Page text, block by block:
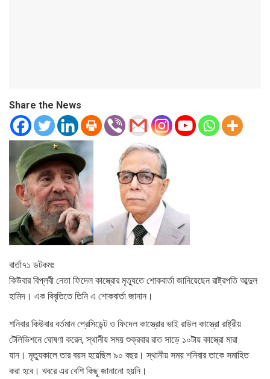
Share the News
বার্তা৭১ ডটকমঃ
কিউবার বিপ্লবী নেতা ফিদেল কাস্ত্রোর মৃত্যুতে শোকবার্তা জানিয়েছেন রাষ্ট্রপতি আব্দুল
হামিদ। এক বিবৃতিতে তিনি এ শোকবার্তা জানান।
শনিবার কিউবার বর্তমান প্রেসিডেন্ট ও ফিদেল কাস্ত্রোর ভাই রাউল কাস্ত্রো রাষ্ট্রীয়
টেলিভিশনে ঘোষণা করেন, স্থানীয় সময় শুক্রবার রাত সাড়ে ১০টায় কাস্ত্রো মারা
যান। মৃত্যুকালে তার বয়স হয়েছিল ৯০ বছর। স্থানীয় সময় শনিবার তাকে সমাহিত
করা হবে। খবরে এর বেশি কিছু জানানো হয়নি।